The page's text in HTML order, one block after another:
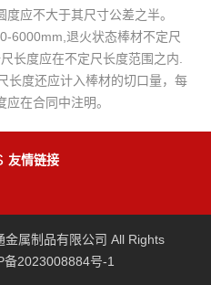
应不大于其尺寸公差之半。
6000mm,退火状态棒材不定尺
长度应在不定尺长度范围之内.
长度还应计入棒材的切口量，每
在合同中注明。
友情链接
属制品有限公司 All Rights
备2023008884号-1